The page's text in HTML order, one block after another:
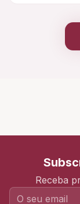
Receba